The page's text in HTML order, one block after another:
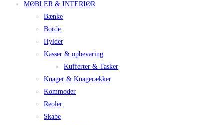
MØBLER & INTERIØR
Bænke
Borde
Hylder
Kasser & opbevaring
Kufferter & Tasker
Knager & Knagerækker
Kommoder
Reoler
Skabe